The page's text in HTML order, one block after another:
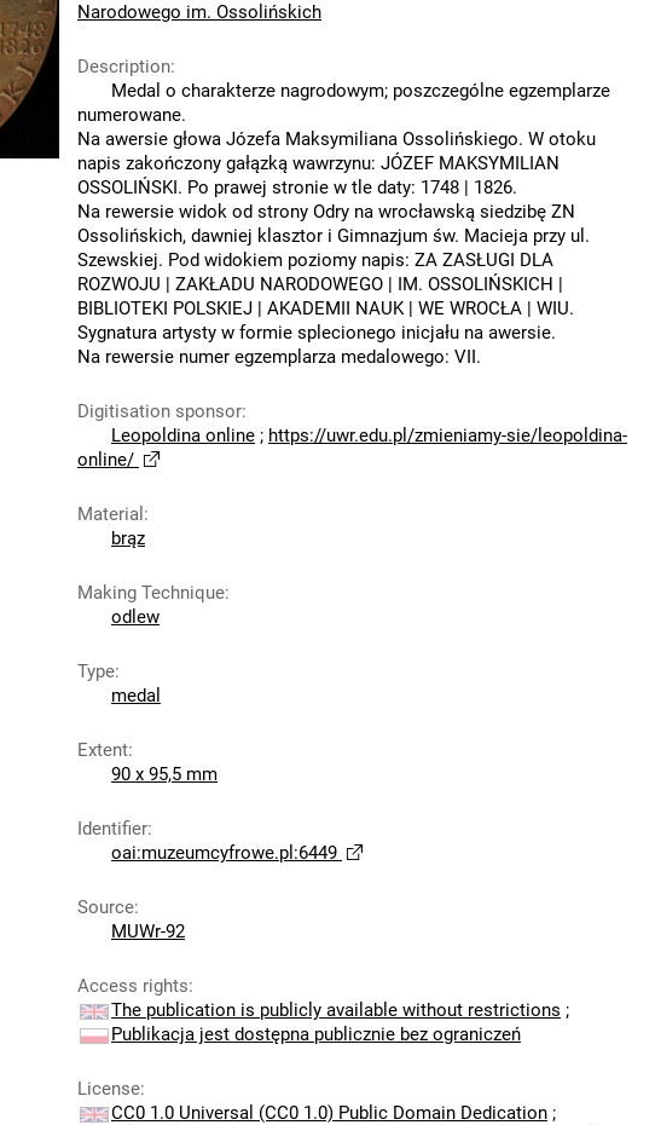
Narodowego im. Ossolińskich
Description:
Medal o charakterze nagrodowym; poszczególne egzemplarze
numerowane.
Na awersie głowa Józefa Maksymiliana Ossolińskiego. W otoku
napis zakończony gałązką wawrzynu: JÓZEF MAKSYMILIAN
OSSOLIŃSKI. Po prawej stronie w tle daty: 1748 | 1826.
Na rewersie widok od strony Odry na wrocławską siedzibę ZN
Ossolińskich, dawniej klasztor i Gimnazjum św. Macieja przy ul.
Szewskiej. Pod widokiem poziomy napis: ZA ZASŁUGI DLA
ROZWOJU | ZAKŁADU NARODOWEGO | IM. OSSOLIŃSKICH |
BIBLIOTEKI POLSKIEJ | AKADEMII NAUK | WE WROCŁA | WIU.
Sygnatura artysty w formie splecionego inicjału na awersie.
Na rewersie numer egzemplarza medalowego: VII.
Digitisation sponsor:
Leopoldina online ; https://uwr.edu.pl/zmieniamy-sie/leopoldina-
online/
Material :
brąz
Making Technique:
odlew
Type:
medal
Extent:
90 x 95,5 mm
Identifier:
oai:muzeumcyfrowe.pl:6449
Source:
MUWr-92
Access rights:
The publication is publicly available without restrictions ;
Publikacja jest dostępna publicznie bez ograniczeń
License:
CC0 1.0 Universal (CC0 1.0) Public Domain Dedication ;